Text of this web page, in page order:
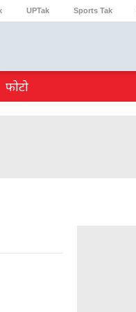
UPTak Sports Tak
फोटो